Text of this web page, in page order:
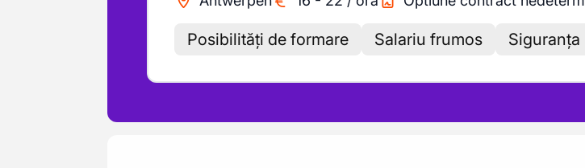
Posibilități de formare Salariu frumos